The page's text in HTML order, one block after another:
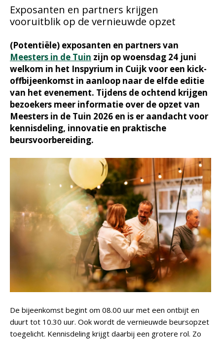
Exposanten en partners krijgen
vooruitblik op de vernieuwde opzet
(Potentiële) exposanten en partners van
Meesters in de Tuin zijn op woensdag 24 juni
welkom in het Inspyrium in Cuijk voor een kick-
offbijeenkomst in aanloop naar de elfde editie
van het evenement. Tijdens de ochtend krijgen
bezoekers meer informatie over de opzet van
Meesters in de Tuin 2026 en is er aandacht voor
kennisdeling, innovatie en praktische
beursvoorbereiding.
De bijeenkomst begint om 08.00 uur met een ontbijt en
duurt tot 10.30 uur. Ook wordt de vernieuwde beursopzet
toegelicht. Kennisdeling krijgt daarbij een grotere rol. Zo